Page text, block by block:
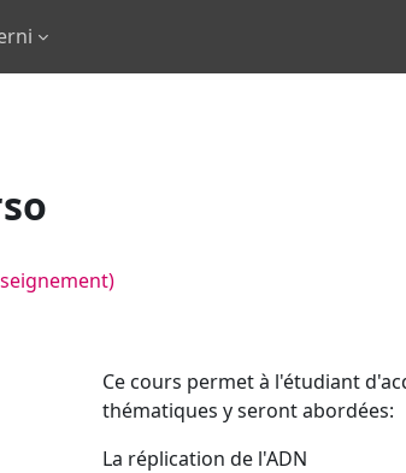
Ce cours permet à l'étudiant
thématiques y seront abordées:
La réplication de l'ADN